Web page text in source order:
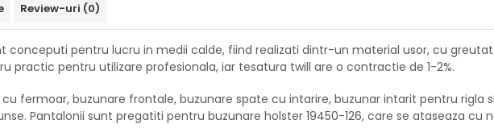
Review-uri (0)
conceputi pentru lucru in medii calde, fiind realizati dintr-un material usor, cu
practic pentru utilizare profesionala, iar tesatura twill are o contractie de 1-2%.
fermoar, buzunare frontale, buzunare spate cu intarire, buzunar intarit pentru rigla
Pantalonii sunt pregatiti pentru buzunare holster 19450-126, care se ataseaza cu